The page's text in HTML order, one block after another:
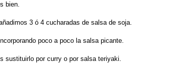
bien.
3 ó 4 cucharadas de salsa de soja.
poco a poco la salsa picante.
sustituirlo por curry o por salsa teriyaki.